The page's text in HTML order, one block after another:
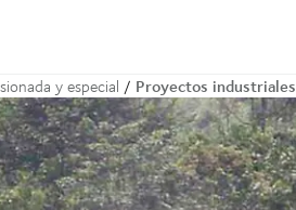
y especial Proyectos industriales